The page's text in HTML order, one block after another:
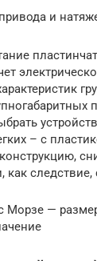
и
– с
как
Морзе —